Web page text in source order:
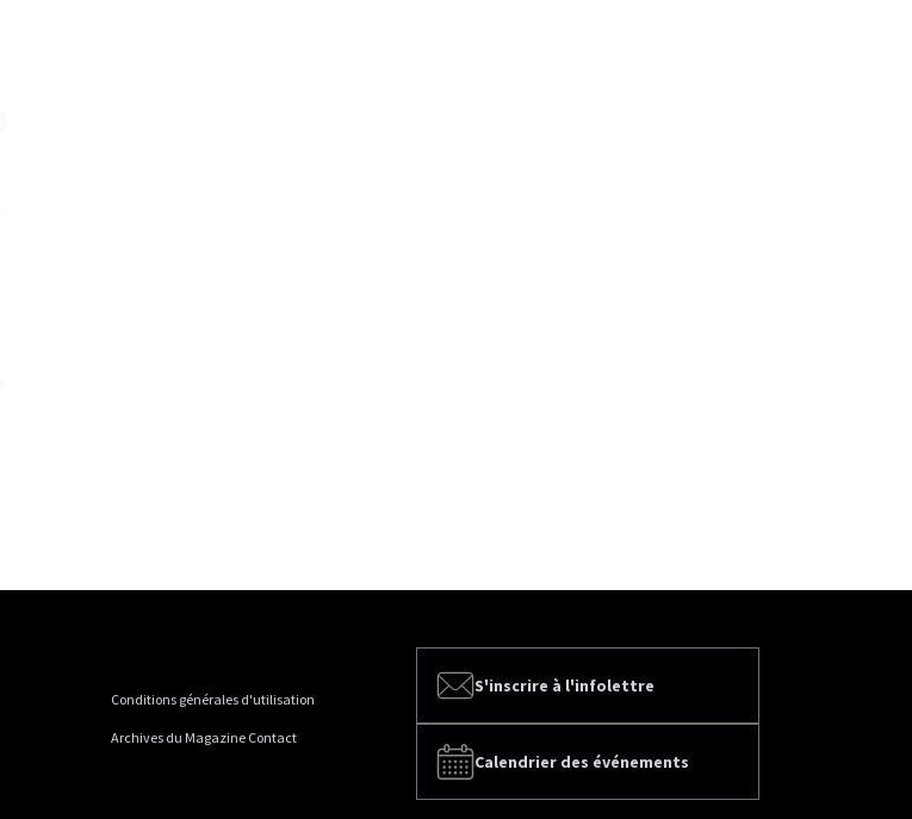
S'inscrire à l'infolettre
Calendrier des événements
Conditions générales d'utilisation
Archives du Magazine Contact